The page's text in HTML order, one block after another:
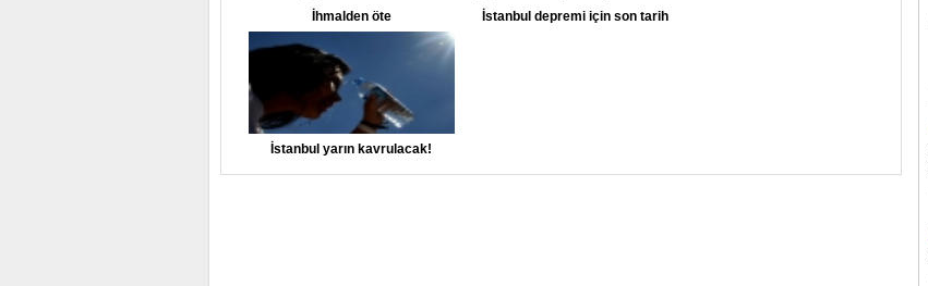
İhmalden öte İstanbul depremi için son tarih
İstanbul yarın kavrulacak!